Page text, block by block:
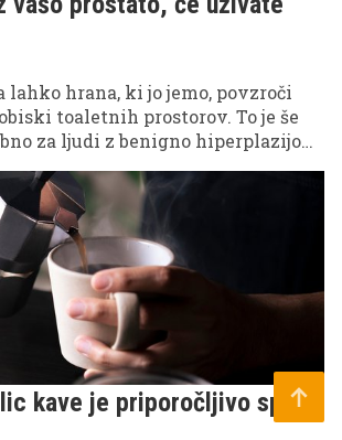
lahko hrana, ki jo jemo, povzroči
toaletnih prostorov. To je še
za ljudi z benigno hiperplazijo
kave je priporočljivo spiti